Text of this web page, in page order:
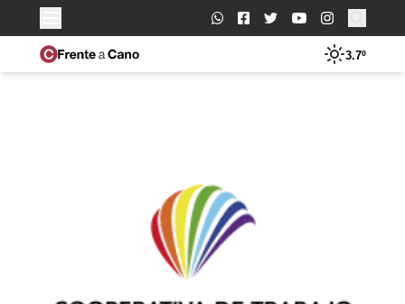
Buscar:
3.7º